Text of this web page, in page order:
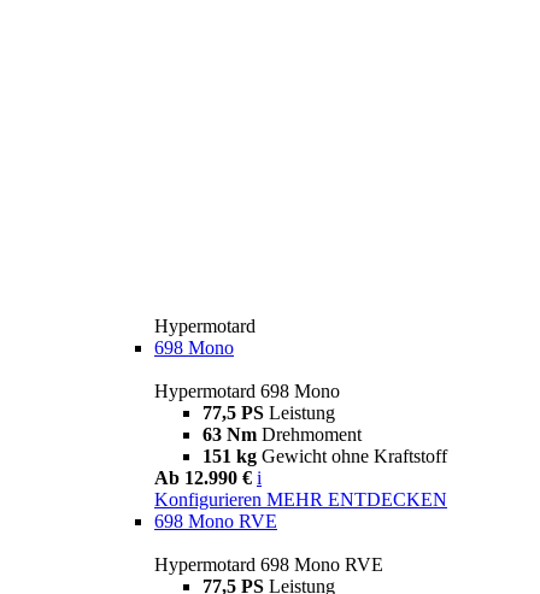
Hypermotard
698 Mono
Hypermotard 698 Mono
77,5 PS Leistung
63 Nm Drehmoment
151 kg Gewicht ohne Kraftstoff
Ab 12.990 € i
Konfigurieren MEHR ENTDECKEN
698 Mono RVE
Hypermotard 698 Mono RVE
77,5 PS Leistung